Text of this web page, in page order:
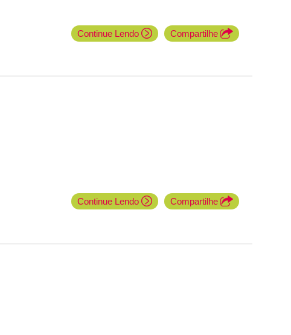
Continue Lendo Compartilhe
Continue Lendo Compartilhe